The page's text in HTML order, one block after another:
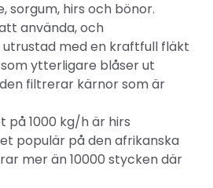
sorgum, hirs och bönor.
använda, och
med en kraftfull fläkt
ytterligare blåser ut
filtrerar kärnor som är
på 1000 kg/h är hirs
populär på den afrikanska
mer än 10000 stycken där